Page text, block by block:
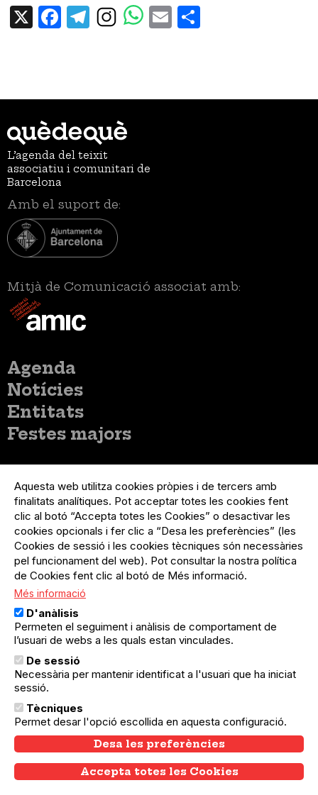
X Facebook
TelegramEmail
L’agenda del teixit
associatiu i comunitari de
Barcelona
Amb el suport de:
Mitjà de Comunicació associat amb:
Menú
principal
Agenda
Notícies
Entitats
Festes majors
del
compte
d'usuari
Menú
usuari
no
loggat
Registre organització
Menú
Peu
Sobre el projecte
Preguntes freqüents
Contacte
Menú
Legal
Política de privacitat
Avís legal
Política de cookies
El Quèdequè no es fa responsable de les activitats
programades; en són responsables els col·lectius
organitzadors.
© Quedequè, 2025
Aquesta web utilitza cookies pròpies i de tercers amb
finalitats analítiques. Pot acceptar totes les cookies fent
clic al botó “Accepta totes les Cookies” o desactivar les
cookies opcionals i fer clic a “Desa les preferències” (les
Cookies de sessió i les cookies tècniques són necessàries
pel funcionament del web). Pot consultar la nostra política
de Cookies fent clic al botó de Més informació.
Més informació
D'anàlisis
Permeten el seguiment i anàlisis de comportament de
l’usuari de webs a les quals estan vinculades.
De sessió
Necessària per mantenir identificat a l'usuari que ha iniciat
sessió.
Tècniques
Permet desar l'opció escollida en aquesta configuració.
Desa les preferències
Accepta totes les Cookies
Withdraw consent